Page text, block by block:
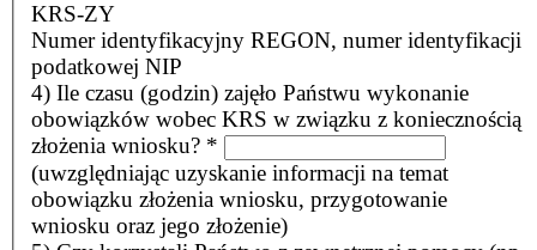
KRS-ZY
Numer identyfikacyjny REGON, numer identyfikacji
podatkowej NIP
4) Ile czasu (godzin) zajęło Państwu wykonanie
obowiązków wobec KRS w związku z koniecznością
złożenia wniosku? *
(uwzględniając uzyskanie informacji na temat
obowiązku złożenia wniosku, przygotowanie
wniosku oraz jego złożenie)